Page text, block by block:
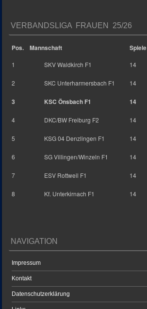
VERBANDSLIGA FRAUEN 25/26
Pos. Mannschaft Spiele
1 SKV Waldkirch F1 14
2 SKC Unterharmersbach F1 14
3 KSC Önsbach F1 14
4 DKC/BW Freiburg F2 14
5 KSG 04 Denzlingen F1 14
6 SG Villingen/Winzeln F1 14
7 ESV Rottweil F1 14
8 Kf. Unterkirnach F1 14
NAVIGATION
Impressum
Kontakt
Datenschutzerklärung